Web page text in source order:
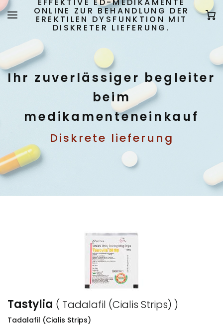
ONLINE ZUR BEHANDLUNG DER
EREKTILEN DYSFUNKTION MIT
DISKRETER LIEFERUNG.
Ihr zuverlässiger begleiter
beim
medikamenteneinkauf
Diskrete lieferung
Tastylia ( Tadalafil (Cialis Strips) )
Tadalafil (Cialis Strips)